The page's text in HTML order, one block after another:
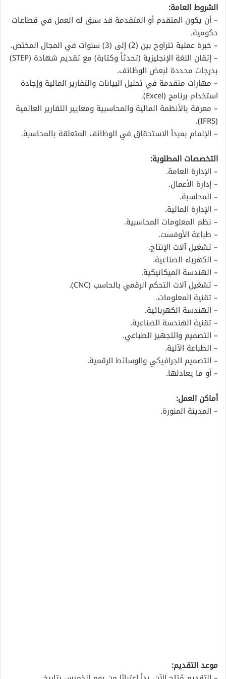
الشروط العامة:
– أن يكون المتقدم أو المتقدمة قد سبق له العمل في قطاعات
حكومية.
– خبرة عملية تتراوح بين (2) إلى (3) سنوات في المجال المختص.
– إتقان اللغة الإنجليزية (تحدثاً وكتابة) مع تقديم شهادة (STEP)
بدرجات محددة لبعض الوظائف.
– مهارات متقدمة في تحليل البيانات والتقارير المالية وإجادة
استخدام برنامج (Excel).
– معرفة بالأنظمة المالية والمحاسبية ومعايير التقارير العالمية
(IFRS).
– الإلمام بمبدأ الاستحقاق في الوظائف المتعلقة بالمحاسبة.
التخصصات المطلوبة:
– الإدارة العامة.
– إدارة الأعمال.
– المحاسبة.
– الإدارة المالية.
– نظم المعلومات المحاسبية.
– طباعة الأوفست.
– تشغيل آلات الإنتاج.
– الكهرباء الصناعية.
– الهندسة الميكانيكية.
– تشغيل آلات التحكم الرقمي بالحاسب (CNC).
– تقنية المعلومات.
– الهندسة الكهربائية.
– تقنية الهندسة الصناعية.
– التصميم والتجهيز الطباعي.
– الطباعة الآلية.
– التصميم الجرافيكي والوسائط الرقمية.
– أو ما يعادلها.
أماكن العمل:
– المدينة المنورة.
موعد التقديم: